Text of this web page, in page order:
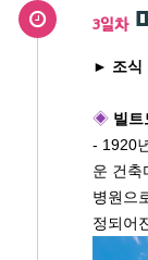
3일차
► 조식
◈ 빌트
- 1920
운 건축
병원으
정되어